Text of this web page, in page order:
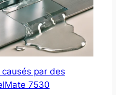
par des
7530